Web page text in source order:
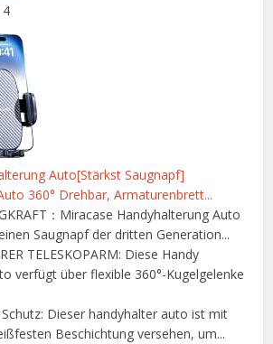
4
Auto[Stärkst Saugnapf]
360° Drehbar, Armaturenbrett...
：Miracase Handyhalterung Auto
Saugnapf der dritten Generation...
TELESKOPARM: Diese Handy
verfügt über flexible 360°-Kugelgelenke
Dieser handyhalter auto ist mit
Beschichtung versehen, um...